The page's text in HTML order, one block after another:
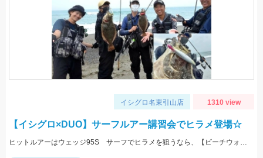
イシグロ名東引山店 1310 view
【イシグロ×DUO】サーフルアー講習会でヒラメ登場☆
ヒットルアーはウェッジ95S サーフでヒラメを狙うなら、【ビーチウォーカー】シリーズが必須です♪